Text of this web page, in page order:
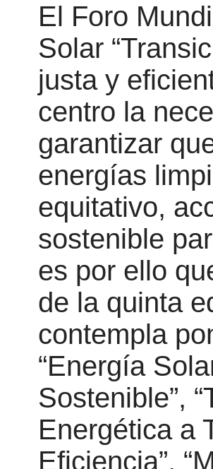
El Foro
Solar
justa y
centro la
garantizar
energías
equitativo,
sostenible
es por ello
de la quinta
contempla
“Energía
Sostenible”,
Energética a
Eficiencia”,